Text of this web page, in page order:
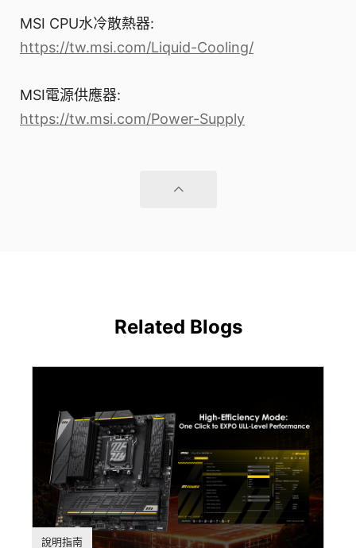
MSI CPU水冷散熱器:
https://tw.msi.com/Liquid-Cooling/
MSI電源供應器:
https://tw.msi.com/Power-Supply
Related Blogs
說明指南